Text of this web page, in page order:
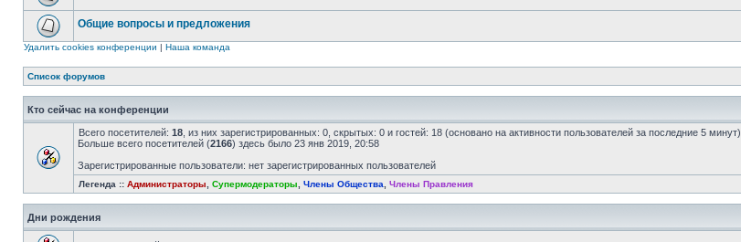
Общие вопросы и предложения
Удалить cookies конференции | Наша команда
Список форумов
Кто сейчас на конференции
Всего посетителей: 18 , из них зарегистрированных: 0, скрытых: 0 и гостей: 18 (основано на активности пользователей за последние 5 минут)
Больше всего посетителей (2166) здесь было 23 янв 2019, 20:58
Зарегистрированные пользователи: нет зарегистрированных пользователей
Легенда :: Администраторы Супермодераторы Члены Общества Члены Правления
Дни рождения